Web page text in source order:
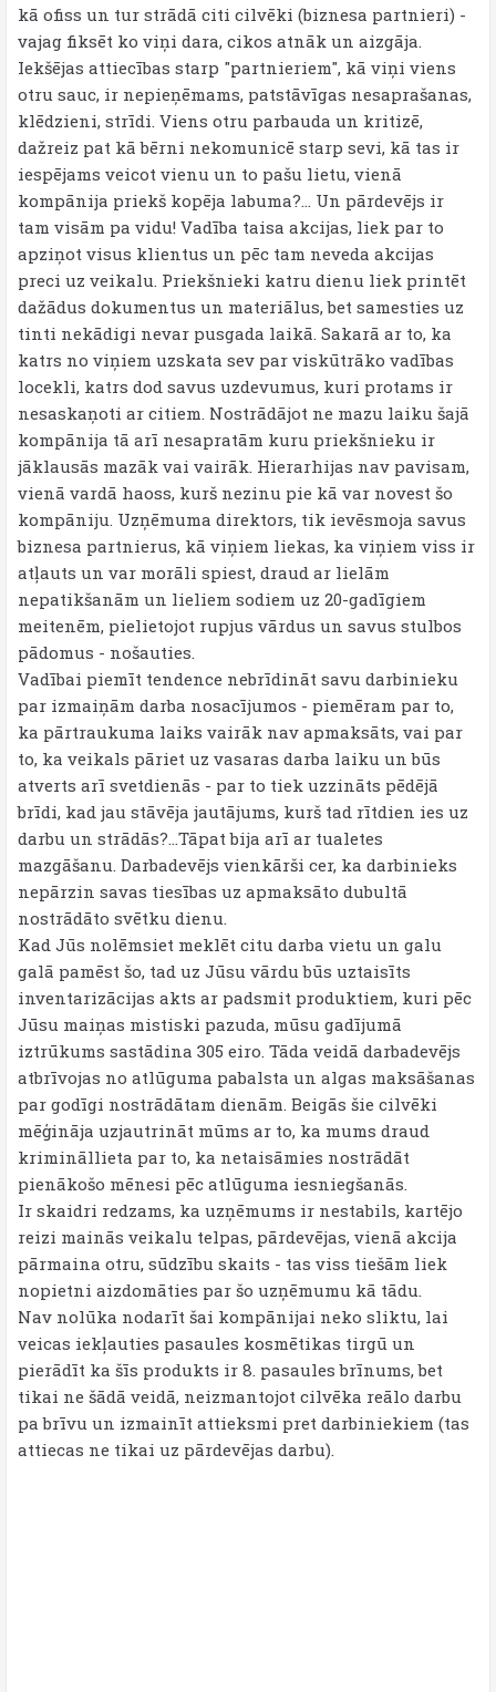
kā ofiss un tur strādā citi cilvēki (biznesa partnieri) -
vajag fiksēt ko viņi dara, cikos atnāk un aizgāja.
Iekšējas attiecības starp "partnieriem", kā viņi viens
otru sauc, ir nepieņēmams, patstāvīgas nesaprašanas,
klēdzieni, strīdi. Viens otru parbauda un kritizē,
dažreiz pat kā bērni nekomunicē starp sevi, kā tas ir
iespējams veicot vienu un to pašu lietu, vienā
kompānija priekš kopēja labuma?... Un pārdevējs ir
tam visām pa vidu! Vadība taisa akcijas, liek par to
apziņot visus klientus un pēc tam neveda akcijas
preci uz veikalu. Priekšnieki katru dienu liek printēt
dažādus dokumentus un materiālus, bet samesties uz
tinti nekādigi nevar pusgada laikā. Sakarā ar to, ka
katrs no viņiem uzskata sev par viskūtrāko vadības
locekli, katrs dod savus uzdevumus, kuri protams ir
nesaskaņoti ar citiem. Nostrādājot ne mazu laiku šajā
kompānija tā arī nesapratām kuru priekšnieku ir
jāklausās mazāk vai vairāk. Hierarhijas nav pavisam,
vienā vardā haoss, kurš nezinu pie kā var novest šo
kompāniju. Uzņēmuma direktors, tik ievēsmoja savus
biznesa partnierus, kā viņiem liekas, ka viņiem viss ir
atļauts un var morāli spiest, draud ar lielām
nepatikšanām un lieliem sodiem uz 20-gadīgiem
meitenēm, pielietojot rupjus vārdus un savus stulbos
pādomus - nošauties.
Vadībai piemīt tendence nebrīdināt savu darbinieku
par izmaiņām darba nosacījumos - piemēram par to,
ka pārtraukuma laiks vairāk nav apmaksāts, vai par
to, ka veikals pāriet uz vasaras darba laiku un būs
atverts arī svetdienās - par to tiek uzzināts pēdējā
brīdi, kad jau stāvēja jautājums, kurš tad rītdien ies uz
darbu un strādās?...Tāpat bija arī ar tualetes
mazgāšanu. Darbadevējs vienkārši cer, ka darbinieks
nepārzin savas tiesības uz apmaksāto dubultā
nostrādāto svētku dienu.
Kad Jūs nolēmsiet meklēt citu darba vietu un galu
galā pamēst šo, tad uz Jūsu vārdu būs uztaisīts
inventarizācijas akts ar padsmit produktiem, kuri pēc
Jūsu maiņas mistiski pazuda, mūsu gadījumā
iztrūkums sastādina 305 eiro. Tāda veidā darbadevējs
atbrīvojas no atlūguma pabalsta un algas maksāšanas
par godīgi nostrādātam dienām. Beigās šie cilvēki
mēģināja uzjautrināt mūms ar to, ka mums draud
krimināllieta par to, ka netaisāmies nostrādāt
pienākošo mēnesi pēc atlūguma iesniegšanās.
Ir skaidri redzams, ka uzņēmums ir nestabils, kartējo
reizi mainās veikalu telpas, pārdevējas, vienā akcija
pārmaina otru, sūdzību skaits - tas viss tiešām liek
nopietni aizdomāties par šo uzņēmumu kā tādu.
Nav nolūka nodarīt šai kompānijai neko sliktu, lai
veicas iekļauties pasaules kosmētikas tirgū un
pierādīt ka šīs produkts ir 8. pasaules brīnums, bet
tikai ne šādā veidā, neizmantojot cilvēka reālo darbu
pa brīvu un izmainīt attieksmi pret darbiniekiem (tas
attiecas ne tikai uz pārdevējas darbu).